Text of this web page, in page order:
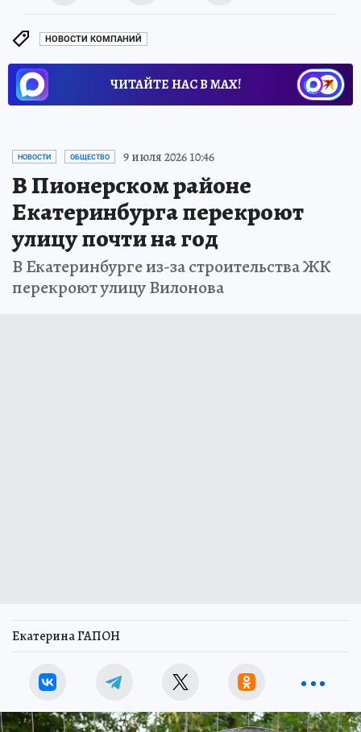
НОВОСТИ КОМПАНИЙ
ЧИТАЙТЕ НАС В МАХ!
НОВОСТИ ОБЩЕСТВО 9 июля 2026 10:46
В Пионерском районе
Екатеринбурга перекроют
улицу почти на год
В Екатеринбурге из-за строительства ЖК
перекроют улицу Вилонова
Екатерина ГАПОН